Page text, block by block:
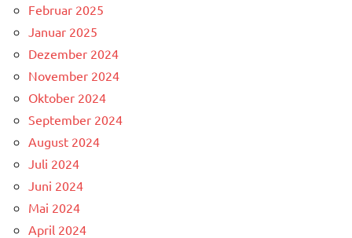
Februar 2025
Januar 2025
Dezember 2024
November 2024
Oktober 2024
September 2024
August 2024
Juli 2024
Juni 2024
Mai 2024
April 2024